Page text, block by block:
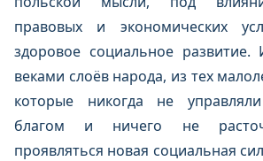
правовых и экономических
здоровое социальное
веками слоёв народа, из тех
которые никогда не
благом и ничего не
проявляться новая социальная